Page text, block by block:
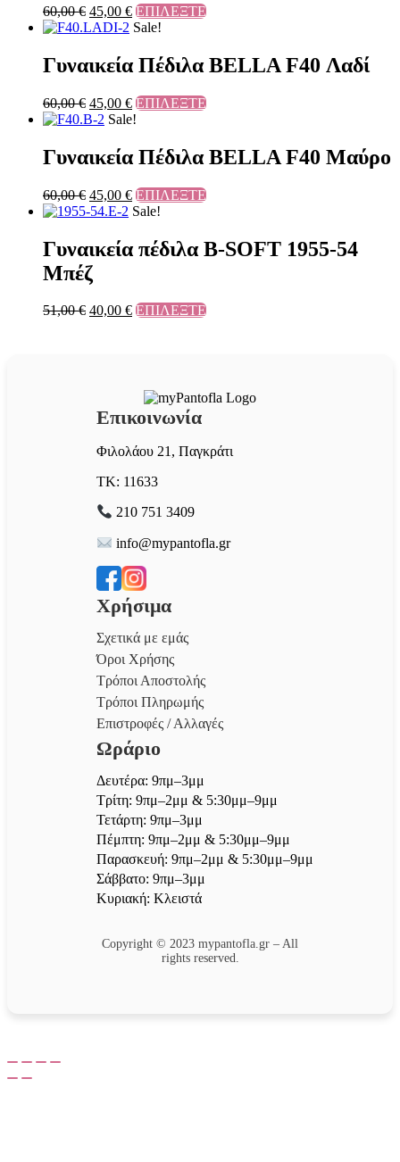
60,00€ 45,00 € ΕΠΙΛΕΞΤΕ
Sale!
Γυναικεία Πέδιλα BELLA F40 Λαδί
60,00€ 45,00 € ΕΠΙΛΕΞΤΕ
Sale!
Γυναικεία Πέδιλα BELLA F40 Μαύρο
60,00€ 45,00 € ΕΠΙΛΕΞΤΕ
Sale!
Γυναικεία πέδιλα B-SOFT 1955-54
Μπέζ
51,00€ 40,00 € ΕΠΙΛΕΞΤΕ
Επικοινωνία
Φιλολάου 21, Παγκράτι
ΤΚ: 11633
210 751 3409
info@mypantofla.gr
Χρήσιμα
Σχετικά με εμάς
Όροι Χρήσης
Τρόποι Αποστολής
Τρόποι Πληρωμής
Επιστροφές / Αλλαγές
Ωράριο
Δευτέρα: 9πμ–3μμ
Τρίτη: 9πμ–2μμ & 5:30μμ–9μμ
Τετάρτη: 9πμ–3μμ
Πέμπτη: 9πμ–2μμ & 5:30μμ–9μμ
Παρασκευή: 9πμ–2μμ & 5:30μμ–9μμ
Σάββατο: 9πμ–3μμ
Κυριακή: Κλειστά
Copyright © 2023 mypantofla.gr – All
rights reserved.